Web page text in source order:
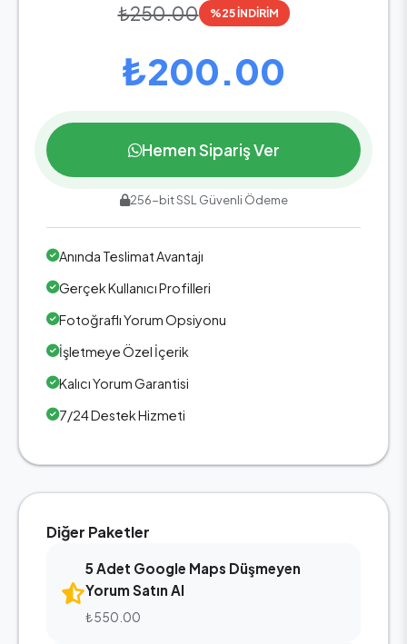
₺250.00 %25 İNDİRİM
₺200.00
Hemen Sipariş Ver
256-bit SSL Güvenli Ödeme
Anında Teslimat Avantajı
Gerçek Kullanıcı Profilleri
Fotoğraflı Yorum Opsiyonu
İşletmeye Özel İçerik
Kalıcı Yorum Garantisi
7/24 Destek Hizmeti
Diğer Paketler
5 Adet Google Maps Düşmeyen
Yorum Satın Al
₺550.00